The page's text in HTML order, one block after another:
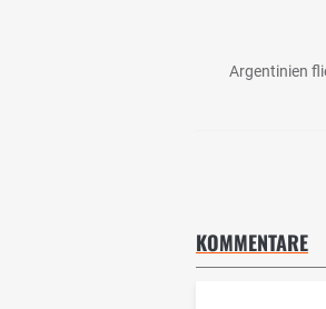
Argentinien
KOMMENTARE